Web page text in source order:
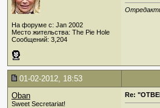
На форуме с: Jan 2002
Место жительства: The Pie Hole
Сообщений: 3,204
01-02-2012, 18:53
Oban
Sweet Secretariat!
Re: